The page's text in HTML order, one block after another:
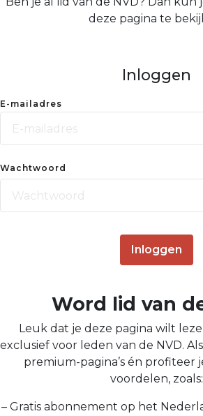
deze pagina te
Inloggen
E-mailadres
Wachtwoord
Inloggen
Word lid van
Leuk dat je deze pagina wilt
exclusief voor leden van de NVD.
premium-pagina’s én profiteer
voordelen, zoals:
– Gratis abonnement op het